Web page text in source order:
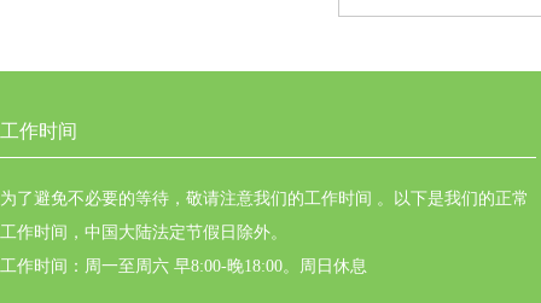
工作时间
为了避免不必要的等待，敬请注意我们的工作时间 。以下是我们的正常
工作时间，中国大陆法定节假日除外。
工作时间：周一至周六 早8:00-晚18:00。周日休息